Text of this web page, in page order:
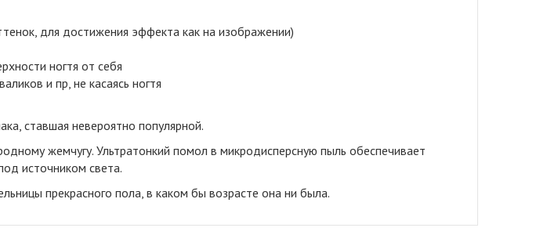
для достижения эффекта как на изображении)
ногтя от себя
и пр, не касаясь ногтя
ставшая невероятно популярной.
жемчугу. Ультратонкий помол в микродисперсную пыль обеспечивает
источником света.
прекрасного пола, в каком бы возрасте она ни была.